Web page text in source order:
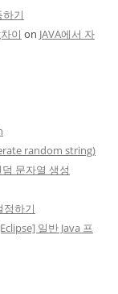
기
이 on JAVA에서 자
random string)
문자열 생성
정하기
일반 Java 프